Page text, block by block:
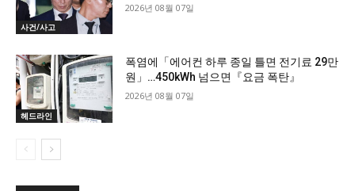
사건/사고
2026년 08월 07일
헤드라인
폭염에「에어컨 하루 종일 틀면 전기료 29만
원」…450kWh 넘으면『요금 폭탄』
2026년 08월 07일